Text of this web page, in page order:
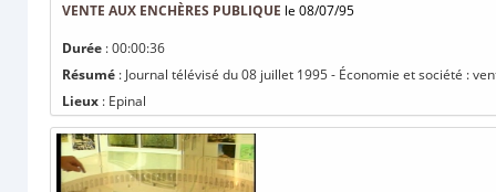
VENTE AUX ENCHÈRES PUBLIQUE le 08/07/95
Durée : 00:00:36
Résumé : Journal télévisé du 08 juillet 1995 - Économie et société :
Lieux : Epinal